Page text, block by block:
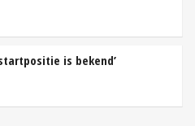
startpositie is bekend’